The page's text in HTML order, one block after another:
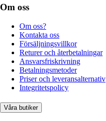
Om oss
Om oss?
Kontakta oss
Försäljningsvillkor
Returer och återbetalningar
Ansvarsfriskrivning
Betalningsmetoder
Priser och leveransalternativ
Integritetspolicy
Våra butiker